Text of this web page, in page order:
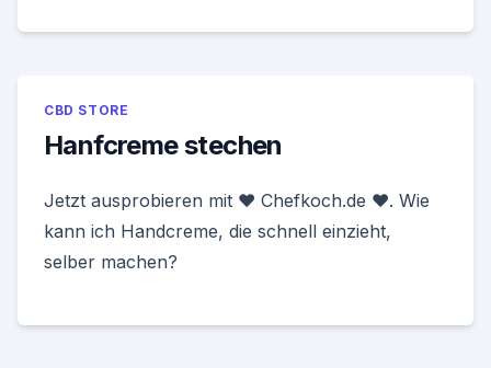
CBD STORE
Hanfcreme stechen
Jetzt ausprobieren mit ♥ Chefkoch.de ♥. Wie
kann ich Handcreme, die schnell einzieht,
selber machen?